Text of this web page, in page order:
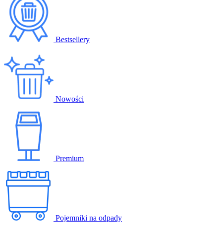
Bestsellery
Nowości
Premium
Pojemniki na odpady